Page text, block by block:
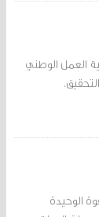
العمل الوطني
الوحيدة